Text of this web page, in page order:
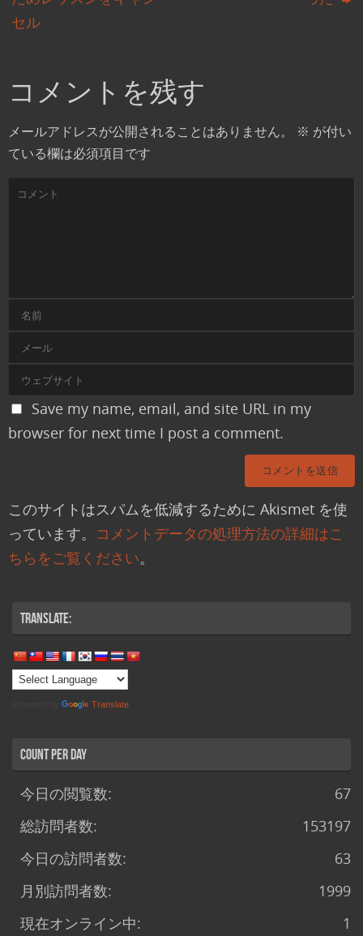
セル
コメントを残す
メールアドレスが公開されることはありません。 ※ が付い
ている欄は必須項目です
Save my name, email, and site URL in my
browser for next time I post a comment.
このサイトはスパムを低減するために Akismet を使
っています。
コメントデータの処理方法の詳細はこ
ちらをご覧ください。
Translate:
Translate
Count per Day
67
今日の閲覧数:
153197
総訪問者数:
63
今日の訪問者数:
1999
月別訪問者数:
1
現在オンライン中: